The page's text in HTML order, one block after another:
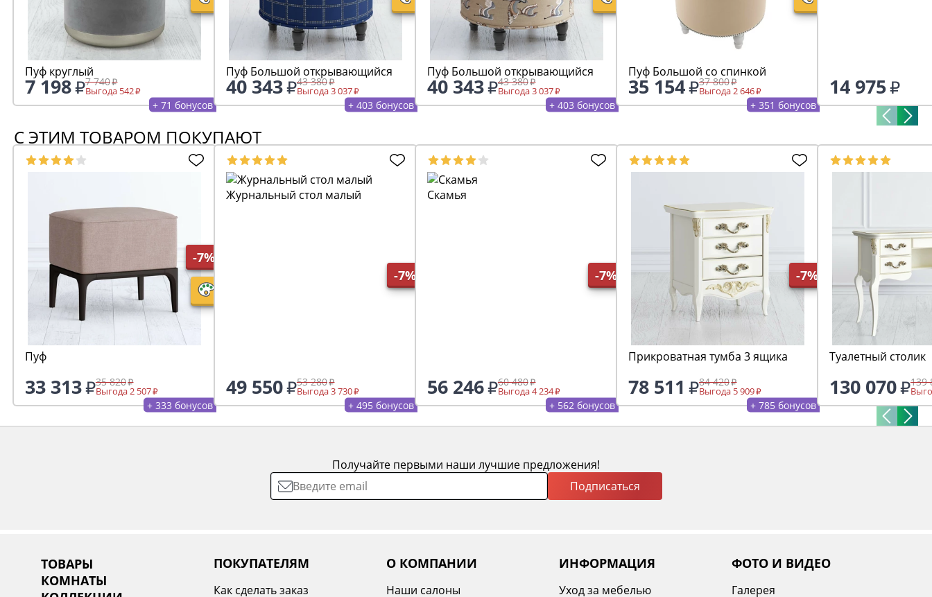
Пуф круглый
7 198 7 740
Выгода 542
+ 71 бонусов
Пуф Большой открывающийся
40 343 43 380
Выгода 3 037
+ 403 бонусов
Пуф Большой открывающийся
40 343 43 380
Выгода 3 037
+ 403 бонусов
Пуф Большой со спинкой
35 154 37 800
Выгода 2 646
+ 351 бонусов
14 975
С ЭТИМ ТОВАРОМ ПОКУПАЮТ
-7%
Пуф
33 313 35 820
Выгода 2 507
+ 333 бонусов
-7%
Журнальный стол малый
49 550 53 280
Выгода 3 730
+ 495 бонусов
-7%
Скамья
56 246 60 480
Выгода 4 234
+ 562 бонусов
-7%
Прикроватная тумба 3 ящика
78 511 84 420
Выгода 5 909
+ 785 бонусов
Туалетный столик
130 070 139
Получайте первыми наши лучшие предложения!
Подписаться
ТОВАРЫ
КОМНАТЫ
ПОКУПАТЕЛЯМ
Как сделать заказ
О КОМПАНИИ
Наши салоны
ИНФОРМАЦИЯ
Уход за мебелью
ФОТО И ВИДЕО
Галерея